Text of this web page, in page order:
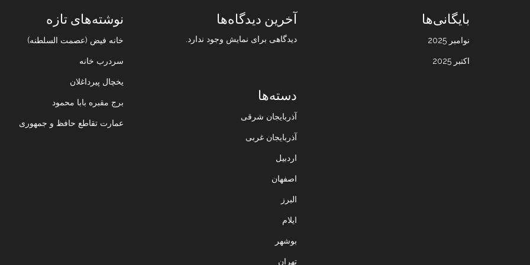
نوشته‌های تازه
خانه فیض (عصمت السلطنه)
سردرب خانه
یخچال پیرداغلان
برج مقبره بابا محمود
عمارت تقاطع حافظ و جمهوری
آخرین دیدگاه‌ها
دیدگاهی برای نمایش وجود ندارد.
بایگانی‌ها
نوامبر 2025
اکتبر 2025
دسته‌ها
آذربایجان شرقی
آذربایجان غربی
اردبیل
اصفهان
البرز
ایلام
بوشهر
تهران